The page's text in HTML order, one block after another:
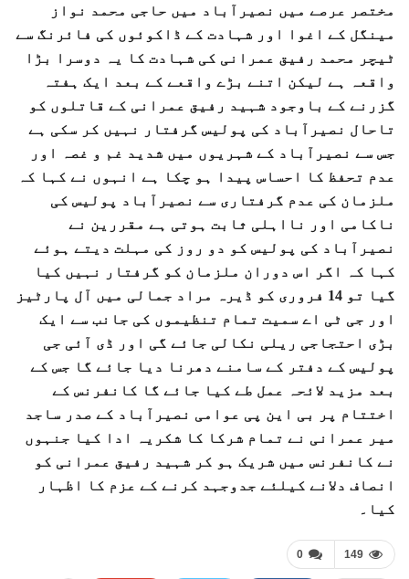
مختصر عرصے میں نصیرآباد میں حاجی محمد نواز
مینگل کے اغوا اور شہادت کے ڈاکوئوں کی فائرنگ سے
ٹیچر محمد رفیق عمرانی کی شہادت کا یہ دوسرا بڑا
واقعہ ہے لیکن اتنے بڑے واقعے کے بعد ایک ہفتہ
گزرنے کے باوجود شہید رفیق عمرانی کے قاتلوں کو
تاحال نصیرآباد کی پولیس گرفتار نہیں کر سکی ہے
جس سے نصیرآباد کے شہریوں میں شدید غم و غصہ اور
عدم تحفظ کا احساس پیدا ہو چکا ہے انہوں نے کہا کہ
ملزمان کی عدم گرفتاری سے نصیرآباد پولیس کی
ناکامی اور نااہلی ثابت ہوتی ہے مقررین نے
نصیرآباد کی پولیس کو دو روز کی مہلت دیتے ہوئے
کہا کہ اگر اس دوران ملزمان کو گرفتار نہیں کیا
گیا تو 14 فروری کو ڈیرہ مراد جمالی میں آل پارٹیز
اور جی ٹی اے سمیت تمام تنظیموں کی جانب سے ایک
بڑی احتجاجی ریلی نکالی جائے گی اور ڈی آئی جی
پولیس کے دفتر کے سامنے دھرنا دیا جائے گا جس کے
بعد مزید لائحہ عمل طے کیا جائے گا کانفرنس کے
اختتام پر بی این پی عوامی نصیرآباد کے صدر ساجد
میر عمرانی نے تمام شرکا کا شکریہ ادا کیا جنہوں
نے کانفرنس میں شریک ہو کر شہید رفیق عمرانی کو
انصاف دلانے کیلئے جدوجہد کرنے کے عزم کا اظہار
کیا۔
0 149